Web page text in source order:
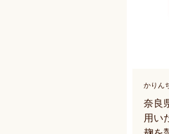
かりん
奈良
用い